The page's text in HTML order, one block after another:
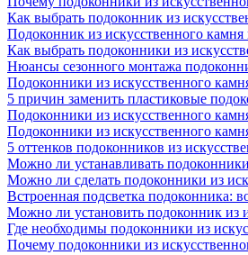
Как выбрать подоконник из
Подоконник из искусственного камня
Как выбрать подоконники из
Нюансы сезонного монтажа
Подоконники из искусственного
5 причин заменить пластиковые
Подоконники из искусственного
Подоконники из искусственного
5 оттенков подоконников из
Можно ли устанавливать
Можно ли сделать подоконники из
Встроенная подсветка подоконника:
Можно ли установить подоконник из
Где необходимы подоконники из
Почему подоконники из